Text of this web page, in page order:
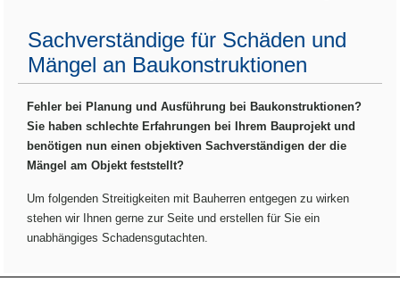
Sachverständige für Schäden und
Mängel an Baukonstruktionen
Fehler bei Planung und Ausführung bei Baukonstruktionen?
Sie haben schlechte Erfahrungen bei Ihrem Bauprojekt und
benötigen nun einen objektiven Sachverständigen der die
Mängel am Objekt feststellt?
Um folgenden Streitigkeiten mit Bauherren entgegen zu wirken
stehen wir Ihnen gerne zur Seite und erstellen für Sie ein
unabhängiges Schadensgutachten.